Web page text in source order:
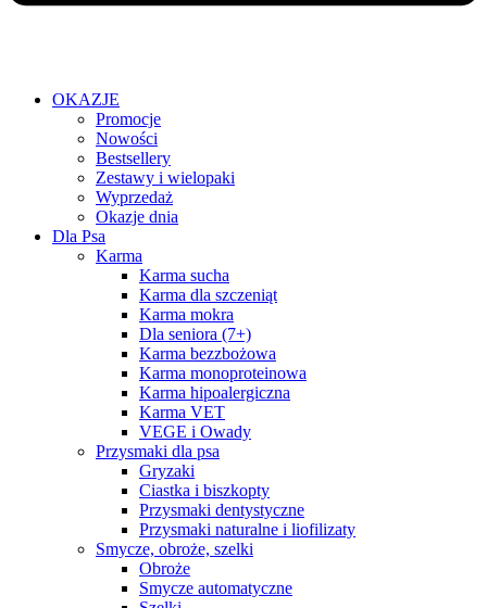
OKAZJE
Promocje
Nowości
Bestsellery
Zestawy i wielopaki
Wyprzedaż
Okazje dnia
Dla Psa
Karma
Karma sucha
Karma dla szczeniąt
Karma mokra
Dla seniora (7+)
Karma bezzbożowa
Karma monoproteinowa
Karma hipoalergiczna
Karma VET
VEGE i Owady
Przysmaki dla psa
Gryzaki
Ciastka i biszkopty
Przysmaki dentystyczne
Przysmaki naturalne i liofilizaty
Smycze, obroże, szelki
Obroże
Smycze automatyczne